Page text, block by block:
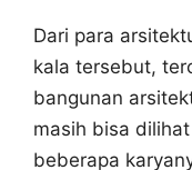
Dari para
kala tersebut,
bangunan
masih bisa
beberapa